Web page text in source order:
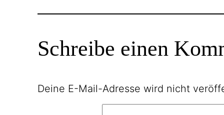
Schreibe einen
Deine E-Mail-Adresse wird nicht